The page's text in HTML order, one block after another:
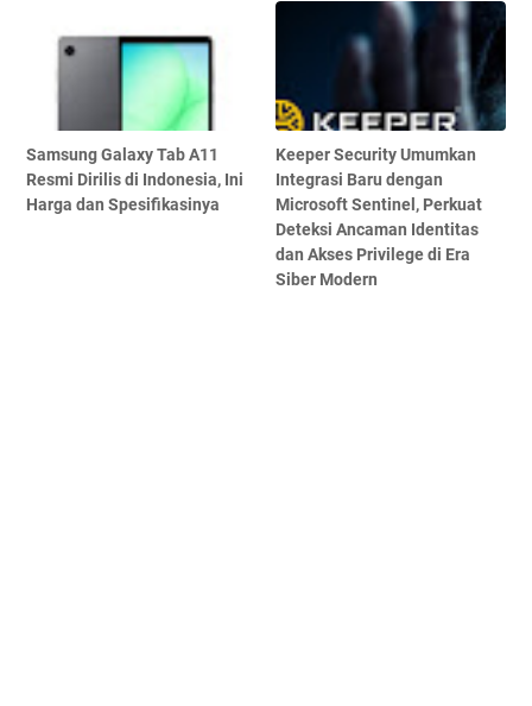
Samsung Galaxy Tab A11
Resmi Dirilis di Indonesia, Ini
Harga dan Spesifikasinya
Keeper Security Umumkan
Integrasi Baru dengan
Microsoft Sentinel, Perkuat
Deteksi Ancaman Identitas
dan Akses Privilege di Era
Siber Modern